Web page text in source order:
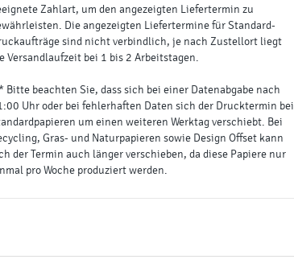
Zahlart, um den angezeigten Liefertermin zu
Die angezeigten Liefertermine für Standard-
sind nicht verbindlich, je nach Zustellort liegt
Versandlaufzeit bei 1 bis 2 Arbeitstagen.
Bitte beachten Sie, dass sich bei einer Datenabgabe nach
Uhr oder bei fehlerhaften Daten sich der Drucktermin bei
um einen weiteren Werktag verschiebt. Bei
Gras- und Naturpapieren sowie Design Offset kann
der Termin auch länger verschieben, da diese Papiere nur
pro Woche produziert werden.